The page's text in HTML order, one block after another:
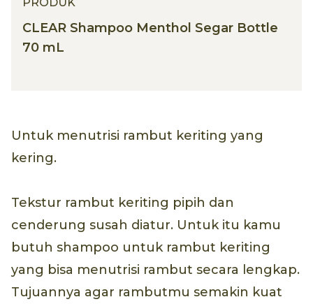
PRODUK
CLEAR Shampoo Menthol Segar Bottle
70 mL
Untuk menutrisi rambut keriting yang
kering.
Tekstur rambut keriting pipih dan
cenderung susah diatur. Untuk itu kamu
butuh shampoo untuk rambut keriting
yang bisa menutrisi rambut secara lengkap.
Tujuannya agar rambutmu semakin kuat